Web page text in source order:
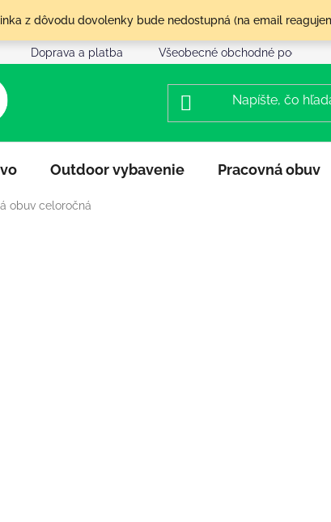
z dôvodu dovolenky bude nedostupná (na email
Doprava a platba Všeobecné obchodné podmienky
Outdoor vybavenie Pracovná obuv
obuv celoročná